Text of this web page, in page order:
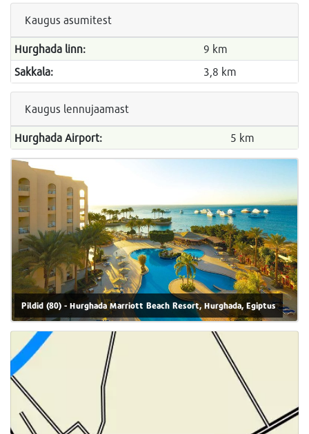
Kaugus asumitest
Hurghada linn:
9 km
Sakkala:
3,8 km
Kaugus lennujaamast
Hurghada Airport: 5 km
Pildid (80) - Hurghada Marriott Beach Resort, Hurghada, Egiptus